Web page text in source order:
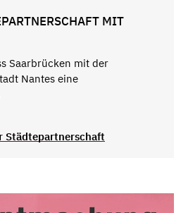
MIT
Saarbrücken mit der
Nantes eine
Städtepartnerschaft